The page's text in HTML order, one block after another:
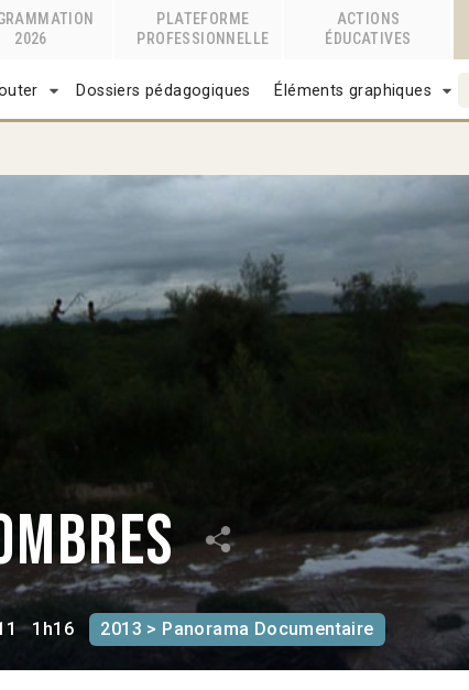
2026
PLATEFORME
PROFESSIONNELLE
ACTIONS
ÉDUCATIVES
Dossiers pédagogiques Éléments graphiques
1h16 2013 > Panorama Documentaire